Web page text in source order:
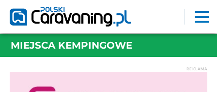
MIEJSCA KEMPINGOWE
REKLAMA